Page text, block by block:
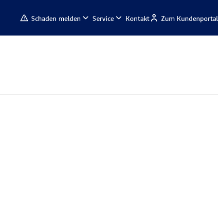
Schaden melden Service Kontakt Zum Kundenportal